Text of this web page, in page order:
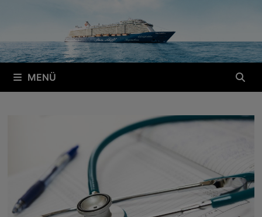
MENÜ